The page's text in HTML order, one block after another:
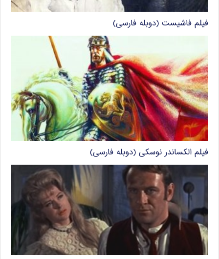
فیلم فاشیست (دوبله فارسی)
فیلم الکساندر نوسکی (دوبله فارسی)